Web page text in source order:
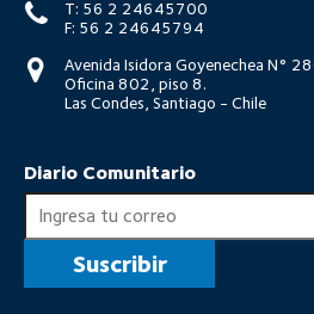
T: 56 2 24645700
F: 56 2 24645794
Avenida Isidora Goyenechea N°
Oficina 802, piso 8.
Las Condes, Santiago - Chile
Diario Comunitario